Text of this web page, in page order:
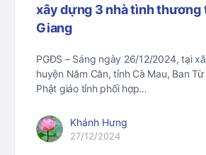
xây dựng 3 nhà tình thương
Giang
PGĐS – Sáng ngày 26/12/2024, tại
huyện Năm Căn, tỉnh Cà Mau, Ban
Phật giáo tỉnh phối hợp…
Khánh Hưng
27/12/2024